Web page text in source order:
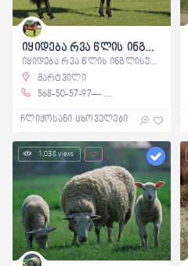
იყიდება რვა წლის ინგლისური ცხენი
იყიდება რვა წლის ინგლისური ცხენი
მარტვილი
568-50-57-97--- 574 132 490
ჩლიქოსანი ცხოველები
1,038 views